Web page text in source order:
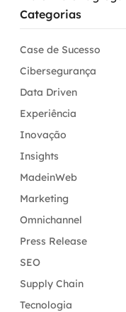
Categorias
Case de Sucesso
Cibersegurança
Data Driven
Experiência
Inovação
Insights
MadeinWeb
Marketing
Omnichannel
Press Release
SEO
Supply Chain
Tecnologia